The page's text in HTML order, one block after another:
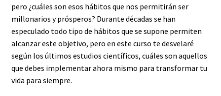
pero ¿cuáles son esos hábitos que nos permitirán ser
millonarios y prósperos? Durante décadas se han
especulado todo tipo de hábitos que se supone permiten
alcanzar este objetivo, pero en este curso te desvelaré
según los últimos estudios científicos, cuáles son aquellos
que debes implementar ahora mismo para transformar tu
vida para siempre.